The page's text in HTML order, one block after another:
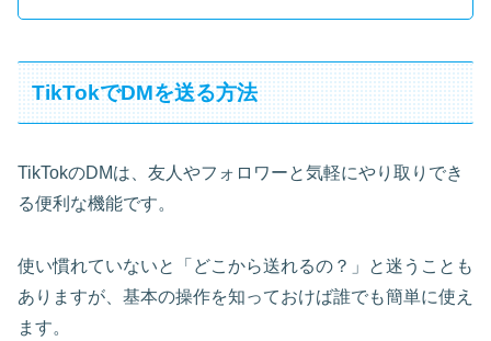
TikTokでDMを送る方法
TikTokのDMは、友人やフォロワーと気軽にやり取りでき
る便利な機能です。
使い慣れていないと「どこから送れるの？」と迷うことも
ありますが、基本の操作を知っておけば誰でも簡単に使え
ます。